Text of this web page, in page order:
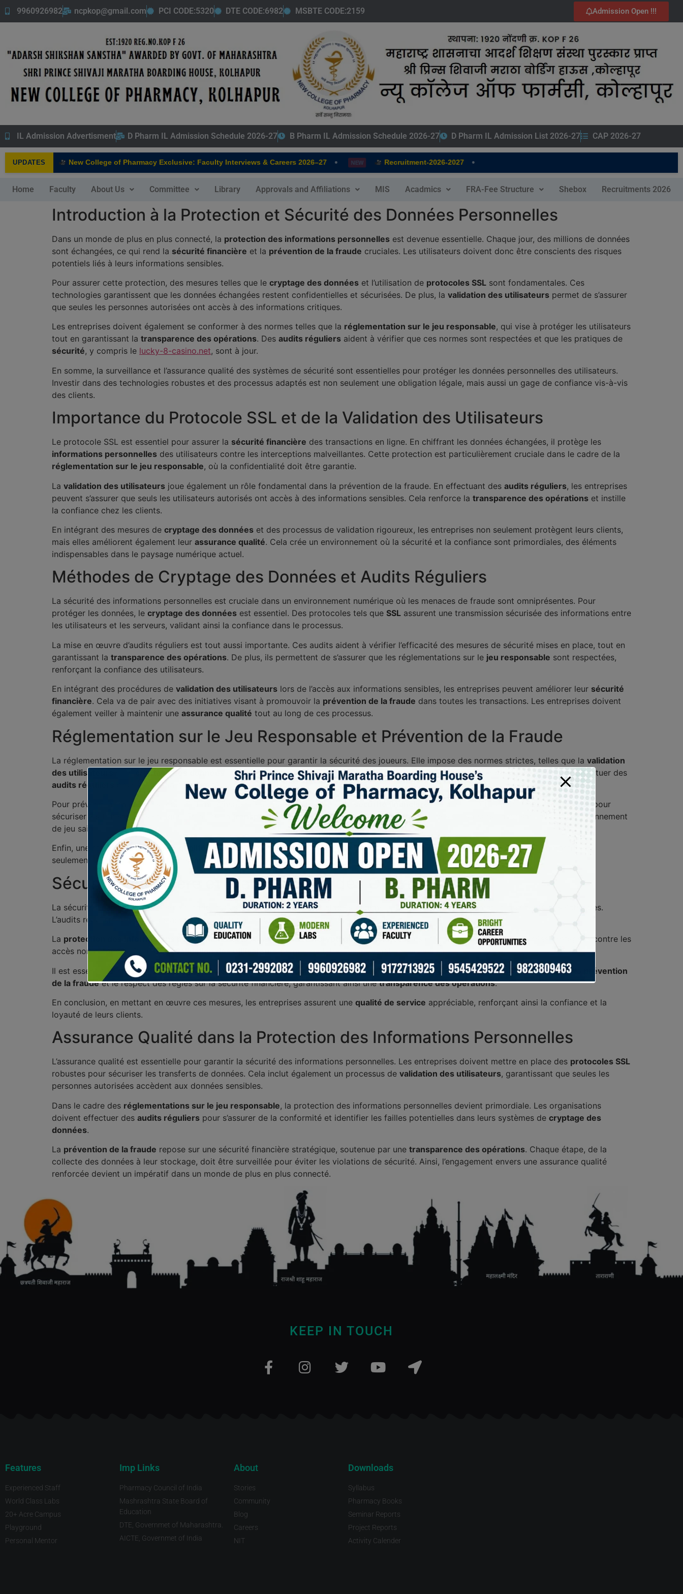
9960926982 ncpkop@gmail.com PCI CODE:5320 DTE CODE:6982 MSBTE CODE:2159 Admission Open !!!
IL Admission Advertisment D Pharm IL Admission Schedule 2026-27 B Pharm IL Admission Schedule 2026-27 D Pharm IL Admission List 2026-27 CAP 2026-27
UPDATES
NEW New College of Pharmacy Exclusive: Faculty Interviews & Careers 2026–27 • NEW Recruitment-2026-2027 •
Home Faculty About Us Committee Library Approvals and Affiliations MIS Acadmics FRA-Fee Structure Shebox Recruitments 2026
Introduction à la Protection et Sécurité des Données Personnelles
Dans un monde de plus en plus connecté, la protection des informations personnelles est devenue essentielle. Chaque jour, des millions de données
sont échangées, ce qui rend la sécurité financière et la prévention de la fraude cruciales. Les utilisateurs doivent donc être conscients des risques
potentiels liés à leurs informations sensibles.
Pour assurer cette protection, des mesures telles que le cryptage des données et l’utilisation de protocoles SSL sont fondamentales. Ces
technologies garantissent que les données échangées restent confidentielles et sécurisées. De plus, la validation des utilisateurs permet de s’assurer
que seules les personnes autorisées ont accès à des informations critiques.
Les entreprises doivent également se conformer à des normes telles que la réglementation sur le jeu responsable, qui vise à protéger les utilisateurs
tout en garantissant la transparence des opérations. Des audits réguliers aident à vérifier que ces normes sont respectées et que les pratiques de
sécurité, y compris le lucky-8-casino.net, sont à jour.
En somme, la surveillance et l’assurance qualité des systèmes de sécurité sont essentielles pour protéger les données personnelles des utilisateurs.
Investir dans des technologies robustes et des processus adaptés est non seulement une obligation légale, mais aussi un gage de confiance vis-à-vis
des clients.
Importance du Protocole SSL et de la Validation des Utilisateurs
Le protocole SSL est essentiel pour assurer la sécurité financière des transactions en ligne. En chiffrant les données échangées, il protège les
informations personnelles des utilisateurs contre les interceptions malveillantes. Cette protection est particulièrement cruciale dans le cadre de la
réglementation sur le jeu responsable, où la confidentialité doit être garantie.
La validation des utilisateurs joue également un rôle fondamental dans la prévention de la fraude. En effectuant des audits réguliers, les entreprises
peuvent s’assurer que seuls les utilisateurs autorisés ont accès à des informations sensibles. Cela renforce la transparence des opérations et instille
la confiance chez les clients.
En intégrant des mesures de cryptage des données et des processus de validation rigoureux, les entreprises non seulement protègent leurs clients,
mais elles améliorent également leur assurance qualité. Cela crée un environnement où la sécurité et la confiance sont primordiales, des éléments
indispensables dans le paysage numérique actuel.
Méthodes de Cryptage des Données et Audits Réguliers
La sécurité des informations personnelles est cruciale dans un environnement numérique où les menaces de fraude sont omniprésentes. Pour
protéger les données, le cryptage des données est essentiel. Des protocoles tels que SSL assurent une transmission sécurisée des informations entre
les utilisateurs et les serveurs, validant ainsi la confiance dans le processus.
La mise en œuvre d’audits réguliers est tout aussi importante. Ces audits aident à vérifier l’efficacité des mesures de sécurité mises en place, tout en
garantissant la transparence des opérations. De plus, ils permettent de s’assurer que les réglementations sur le jeu responsable sont respectées,
renforçant la confiance des utilisateurs.
En intégrant des procédures de validation des utilisateurs lors de l’accès aux informations sensibles, les entreprises peuvent améliorer leur sécurité
financière. Cela va de pair avec des initiatives visant à promouvoir la prévention de la fraude dans toutes les transactions. Les entreprises doivent
également veiller à maintenir une assurance qualité tout au long de ces processus.
Réglementation sur le Jeu Responsable et Prévention de la Fraude
La réglementation sur le jeu responsable est essentielle pour garantir la sécurité des joueurs. Elle impose des normes strictes, telles que la validation
des utilisateurs
cryptage des données
, afin de protéger les informations personnelles. Les plateformes de jeu doivent également effectuer des
audits réguliers
pour assurer la conformité.
Pour prévenir la fraude, il est crucial d’implémenter des systèmes robustes de
. Cela inclut l’utilisation de protocoles SSL pour
sécuriser les transactions en ligne. En outre, la
transparence des opérationsrenforce la confiance des utilisateurs, favorisant ainsi un environnement
de jeu sain.
Enfin, une stratégie d’assurance qualité doit être mise en place pour surveiller et améliorer continuellement les processus. Cela garantit non
seulement la protection des joueurs, mais aussi l’intégrité des opérateurs de jeux en ligne.
Sécurité Financière et Transparence des Opérations
La sécurité financière repose sur un cadre robuste, intégrant des technologies comme le protocole SSL pour garantir la sécurité des échanges.
L’audits réguliers des activités assurent la conformité et renforcent la confiance des clients.
La protection des informations personnellesest cruciale. Grâce au cryptage des données , les utilisateurs voient leurs données protégées contre les
accès non autorisés. De plus, lavalidation des utilisateurspermet de filtrer les informations sensibles.
Il est essentiel d’intégrer les normes deréglementation sur le jeu responsablepour garantir une expérience de jeu éthique. Cela inclut la
prévention
de la fraudeet le respect des règles sur la sécurité financière, garantissant ainsi unetransparence des opérations.
En conclusion, en mettant en œuvre ces mesures, les entreprises assurent une qualité de service appréciable, renforçant ainsi la confiance et la
loyauté de leurs clients.
Assurance Qualité dans la Protection des Informations Personnelles
L’assurance qualité est essentielle pour garantir la sécurité des informations personnelles. Les entreprises doivent mettre en place des protocoles SSL
robustes pour sécuriser les transferts de données. Cela inclut également un processus de validation des utilisateurs, garantissant que seules les
personnes autorisées accèdent aux données sensibles.
Dans le cadre des réglementations sur le jeu responsable, la protection des informations personnelles devient primordiale. Les organisations
doivent effectuer des audits réguliers pour s’assurer de la conformité et identifier les failles potentielles dans leurs systèmes de cryptage des
données.
La prévention de la fraude repose sur une sécurité financière stratégique, soutenue par une transparence des opérations. Chaque étape, de la
collecte des données à leur stockage, doit être surveillée pour éviter les violations de sécurité. Ainsi, l’engagement envers une assurance qualité
renforcée devient un impératif dans un monde de plus en plus connecté.
KEEP IN TOUCH
Features
Experienced Staff
World Class Labs
20+ Acre Campus
Playground
Personal Mentor
Imp Links
Pharmacy Council of India
Mashrashtra State Board of
Education
DTE, Governmet of Maharashtra.
AICTE, Governmet of India
About
Stories
Community
Blog
Careers
NIT
Downloads
Syllabus
Pharmacy Books
Seminar Reports
Project Reports
Activity Calender